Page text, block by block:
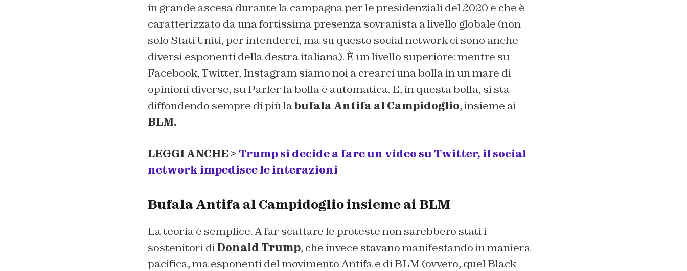
in grande ascesa durante la campagna per le presidenziali del 2020 e che è
caratterizzato da una fortissima presenza sovranista a livello globale (non
solo Stati Uniti, per intenderci, ma su questo social network ci sono anche
diversi esponenti della destra italiana). È un livello superiore: mentre su
Facebook, Twitter, Instagram siamo noi a crearci una bolla in un mare di
opinioni diverse, su Parler la bolla è automatica. E, in questa bolla, si sta
diffondendo sempre di più labufala Antifa al Campidoglio, insieme ai
BLM.
LEGGI ANCHE > Trump si decide a fare un video su Twitter, il social
network impedisce le interazioni
Bufala Antifa al Campidoglio insieme ai BLM
La teoria è semplice. A far scattare le proteste non sarebbero stati i
sostenitori diDonald Trump, che invece stavano manifestando in maniera
pacifica, ma esponenti del movimento Antifa e di BLM (ovvero, quel Black